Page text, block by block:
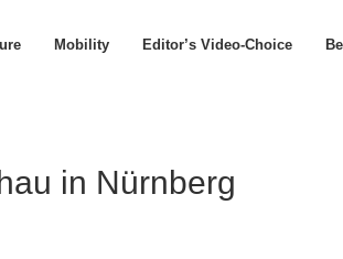
Mobility Editor’s Video-Choice
in Nürnberg